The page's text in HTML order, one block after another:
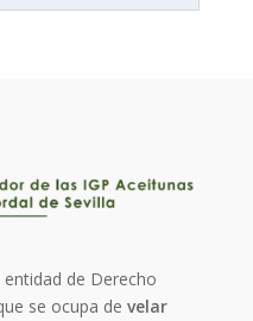
de Derecho
se ocupa develar